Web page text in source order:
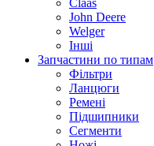
Claas
John Deere
Welger
Інші
Запчастини по типам
Фільтри
Ланцюги
Ремені
Підшипники
Сегменти